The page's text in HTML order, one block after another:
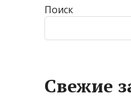
Поиск
Свежие